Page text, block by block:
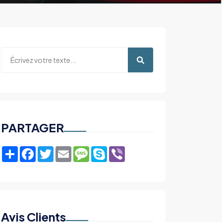
PARTAGER
ShareFacebook
TwitterEmailMessage
Skype
Avis Clients